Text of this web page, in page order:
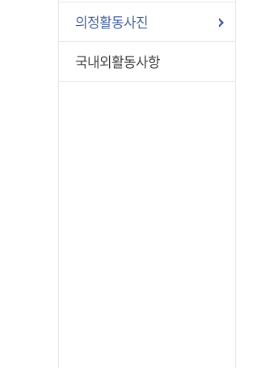
의정활동사진
국내외활동사항